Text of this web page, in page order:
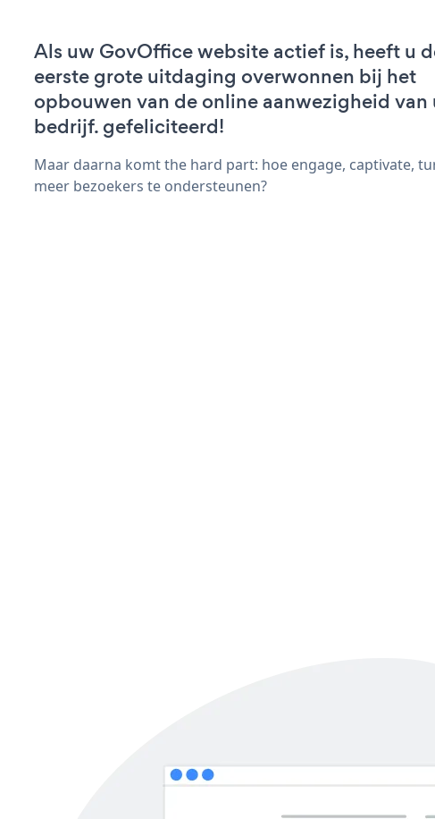
Als uw GovOffice website actief is, heeft u
eerste grote uitdaging overwonnen bij het
opbouwen van de online aanwezigheid van
bedrijf. gefeliciteerd!
Maar daarna komt the hard part: hoe engage, captivate,
meer bezoekers te ondersteunen?